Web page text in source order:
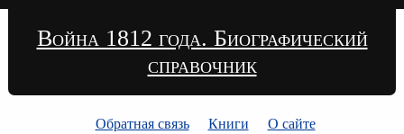
Война 1812 года. Биографический
справочник
Обратная связь Книги О сайте